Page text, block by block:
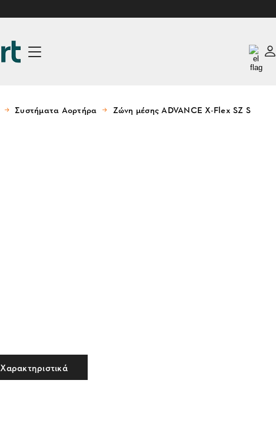
Συστήματα Αορτήρα Ζώνη μέσης ADVANCE X-Flex SZ S
Χαρακτηριστικά